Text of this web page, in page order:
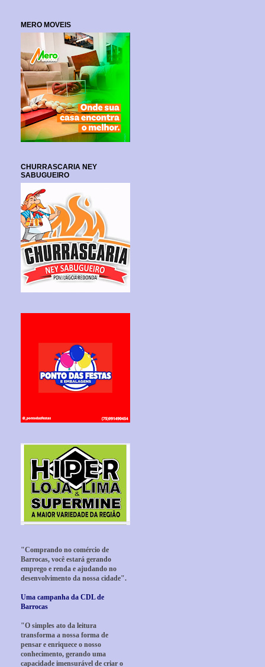
MERO MOVEIS
CHURRASCARIA NEY
SABUGUEIRO
"Comprando no comércio de
Barrocas, você estará gerando
emprego e renda e ajudando no
desenvolvimento da nossa cidade".
Uma campanha da CDL de
Barrocas
"O simples ato da leitura
transforma a nossa forma de
pensar e enriquece o nosso
conhecimento, gerando uma
capacidade imensurável de criar o